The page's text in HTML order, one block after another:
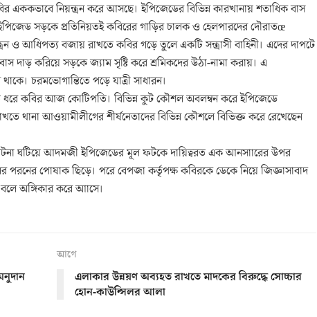
নিয়ন্ত্রন করে আসছে। ইপিজেডের বিভিন্ন কারখানায় শতাধিক বাস
সড়কে প্রতিনিয়তই কবিরের গাড়ির চালক ও হেলপারদের দৌরাতœ
ও আধিপত্য বজায় রাখতে কবির গড়ে তুলে একটি সন্ত্রাসী বাহিনী। এদের দাপটে
দাড় করিয়ে সড়কে জ্যাম সৃষ্টি করে শ্রমিকদের উঠা-নামা করায়। এ
চরমভোগান্তিতে পড়ে যাত্রী সাধারন।
কবির আজ কোটিপতি। বিভিন্ন কুট কৌশল অবলম্বন করে ইপিজেডে
থানা আওয়ামীলীগের শীর্ষনেতাদের বিভিন্ন কৌশলে বিভিক্ত করে রেখেছেন
ঘটিয়ে আদমজী ইপিজেডের মূল ফটকে দায়িত্বরত এক আনসাারের উপর
পরনের পোষাক ছিড়ে। পরে বেপজা কর্তৃপক্ষ কবিরকে ডেকে নিয়ে জিজ্ঞাসাবাদ
অঙ্গিকার করে আাসে।
আগে
এলাকার উন্নয়ণ অব্যহত রাখতে মাদকের বিরুদ্ধে সোচ্চার
হোন-কাউন্সিলর আলা